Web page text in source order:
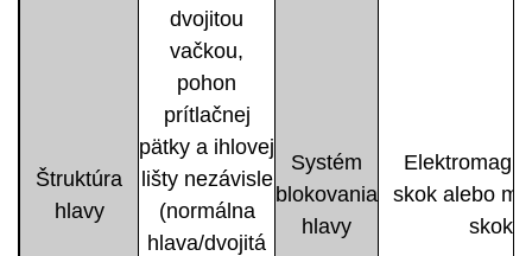
Štruktúra
hlavy
dvojitou
vačkou,
pohon
prítlačnej
pätky a ihlovej
lišty nezávisle
(normálna
hlava/dvojitá
Systém
blokovania
hlavy
skok alebo
skok